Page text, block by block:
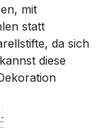
mit
statt
da sich
diese